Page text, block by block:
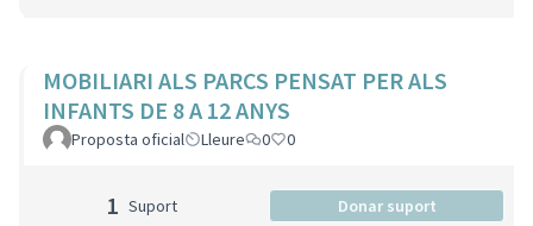
MOBILIARI ALS PARCS PENSAT PER ALS
INFANTS DE 8 A 12 ANYS
Proposta oficial Lleure 0 0
1 Suport Donar suport